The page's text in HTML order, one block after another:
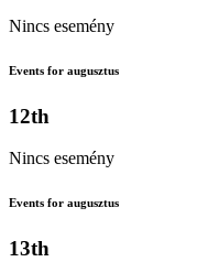
Nincs esemény
Events for augusztus
12th
Nincs esemény
Events for augusztus
13th